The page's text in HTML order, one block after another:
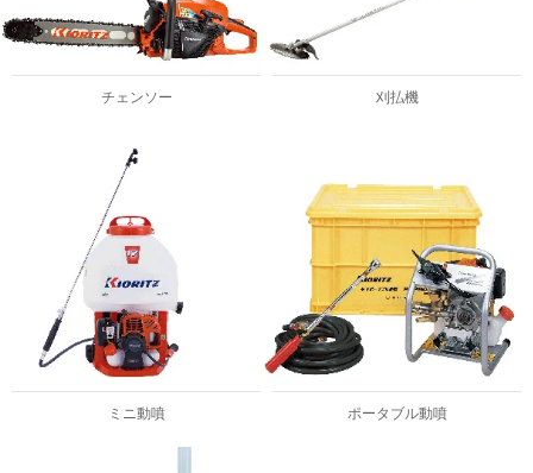
チェンソー 刈払機
ミニ動噴 ポータブル動噴